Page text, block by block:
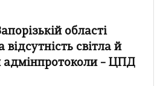
області
світла й
адмінпротоколи – ЦПД